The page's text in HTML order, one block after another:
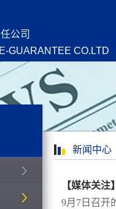
公司
GUARANTEE CO.LTD
新闻中心
【媒体关
9月7日召开